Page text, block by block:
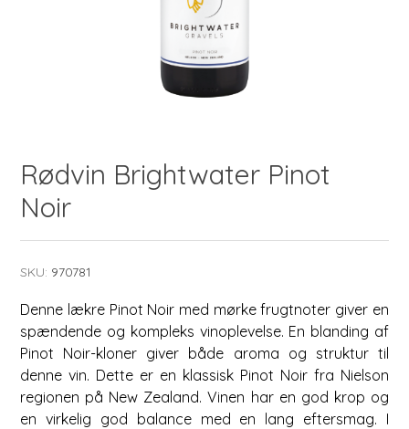
Rødvin Brightwater Pinot
Noir
SKU: 970781
Denne lækre Pinot Noir med mørke frugtnoter giver en
spændende og kompleks vinoplevelse. En blanding af
Pinot Noir-kloner giver både aroma og struktur til
denne vin. Dette er en klassisk Pinot Noir fra Nielson
regionen på New Zealand. Vinen har en god krop og
en virkelig god balance med en lang eftersmag. I